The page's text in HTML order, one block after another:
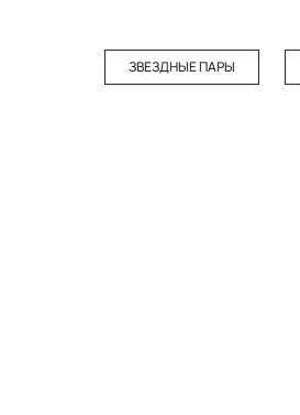
ЗВЕЗДНЫЕ ПАРЫ